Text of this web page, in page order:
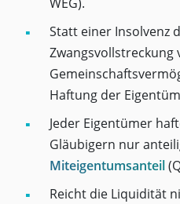
Statt einer Insolvenz
Zwangsvollstreckung
Haftung der
Jeder Eigentümer
Gläubigern nur
Miteigentumsanteil
Reicht die Liquidität